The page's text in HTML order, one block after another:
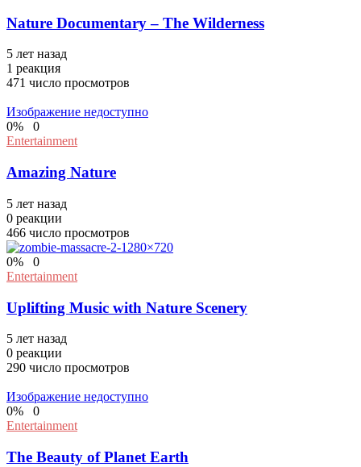
Nature Documentary – The Wilderness
5 лет назад
1 реакция
471 число просмотров
Изображение недоступно
0% 0
Entertainment
Amazing Nature
5 лет назад
0 реакции
466 число просмотров
0% 0
Entertainment
Uplifting Music with Nature Scenery
5 лет назад
0 реакции
290 число просмотров
Изображение недоступно
0% 0
Entertainment
The Beauty of Planet Earth